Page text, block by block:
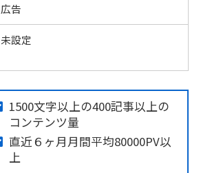
広告
未設定
1500文字以上の400記事以上の
コンテンツ量
直近６ヶ月月間平均80000PV以
上